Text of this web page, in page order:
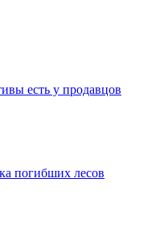
есть у продавцов
погибших лесов